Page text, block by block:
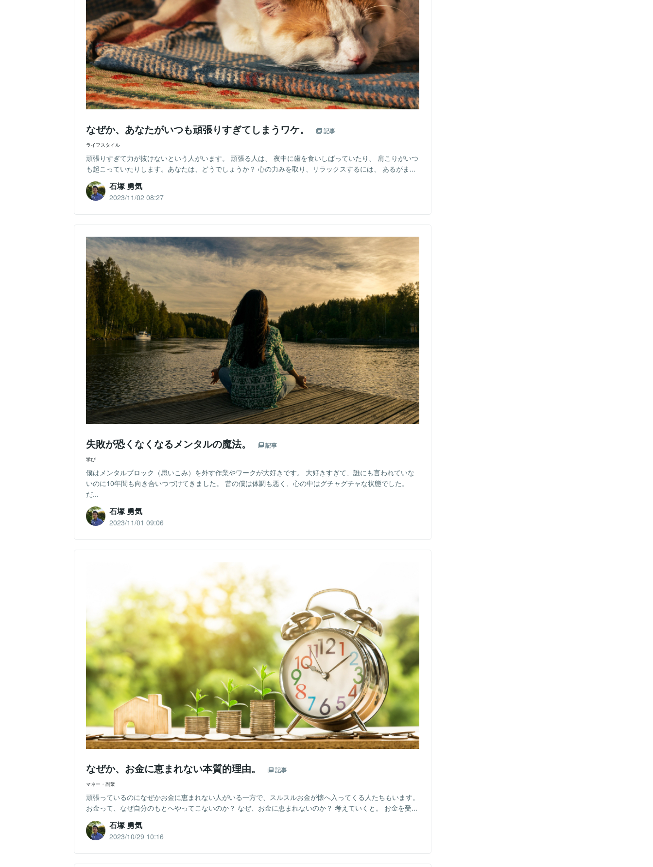
なぜか、あなたがいつも頑張りすぎてしまうワケ。 記事
ライフスタイル
頑張りすぎて力が抜けないという人がいます。 頑張る人は、 夜中に歯を食いしばっていたり、 肩こりがいつ
も起こっていたりします。あなたは、どうでしょうか？ 心の力みを取り、リラックスするには、 あるがま...
石塚 勇気
2023/11/02 08:27
失敗が恐くなくなるメンタルの魔法。 記事
学び
僕はメンタルブロック（思いこみ）を外す作業やワークが大好きです。 大好きすぎて、誰にも言われていな
いのに10年間も向き合いつづけてきました。 昔の僕は体調も悪く、心の中はグチャグチャな状態でした。
だ...
石塚 勇気
2023/11/01 09:06
なぜか、お金に恵まれない本質的理由。 記事
マネー・副業
頑張っているのになぜかお金に恵まれない人がいる一方で、スルスルお金が懐へ入ってくる人たちもいます。
お金って、なぜ自分のもとへやってこないのか？ なぜ、お金に恵まれないのか？ 考えていくと。 お金を受...
石塚 勇気
2023/10/29 10:16